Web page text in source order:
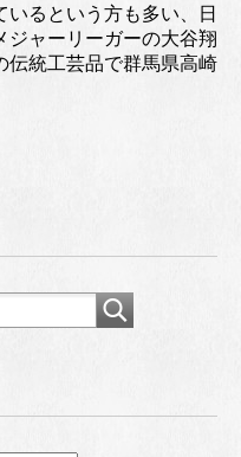
いるという方も多い、日
ジャーリーガーの大谷翔
伝統工芸品で群馬県高崎